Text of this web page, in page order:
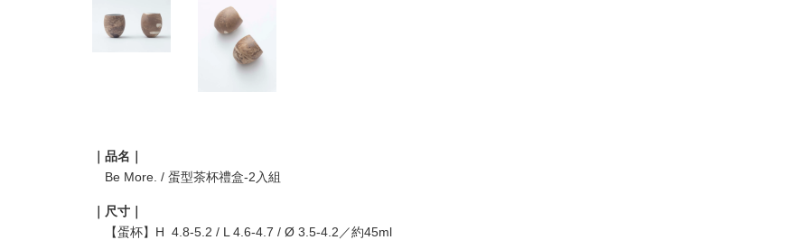
｜品名｜
Be More. / 蛋型茶杯禮盒-2入組
｜尺寸｜
【蛋杯】 H 4.8-5.2 / L 4.6-4.7 / Ø 3.5-4.2 ／約45ml